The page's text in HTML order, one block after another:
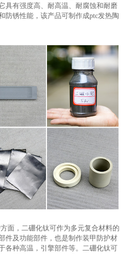
具有强度高、耐高温、耐腐蚀和耐磨
防锈性能，该产品可制作成ptc发热陶
面，二硼化钛可作为多元复合材料的
件及功能部件，也是制作装甲防护材
各种高温，引擎部件等。二硼化钛可